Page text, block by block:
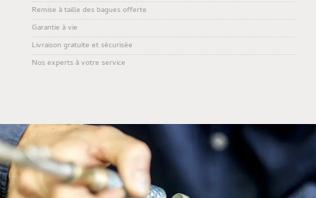
Remise à taille des bagues offerte
Garantie à vie
Livraison gratuite et sécurisée
Nos experts à votre service